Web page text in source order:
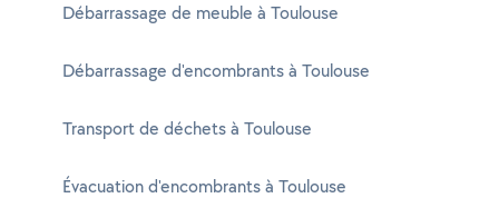
Débarrassage de meuble à Toulouse
Débarrassage d'encombrants à Toulouse
Transport de déchets à Toulouse
Évacuation d'encombrants à Toulouse